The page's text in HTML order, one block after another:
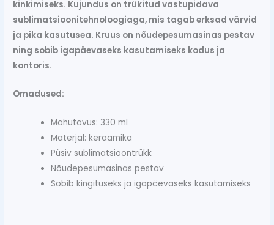
kinkimiseks. Kujundus on trükitud vastupidava
sublimatsioonitehnoloogiaga, mis tagab erksad värvid
ja pika kasutusea. Kruus on nõudepesumasinas pestav
ning sobib igapäevaseks kasutamiseks kodus ja
kontoris.
Omadused:
Mahutavus: 330 ml
Materjal: keraamika
Püsiv sublimatsioontrükk
Nõudepesumasinas pestav
Sobib kingituseks ja igapäevaseks kasutamiseks